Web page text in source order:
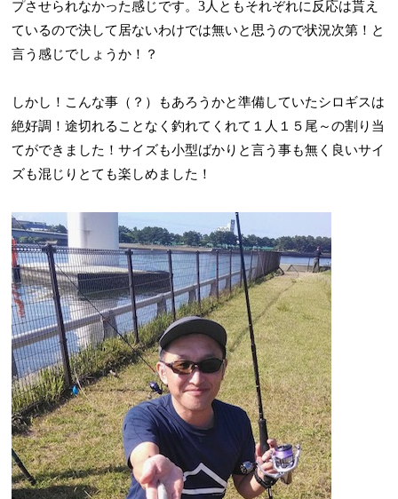
プさせられなかった感じです。3人ともそれぞれに反応は貰え
ているので決して居ないわけでは無いと思うので状況次第！と
言う感じでしょうか！？
しかし！こんな事（？）もあろうかと準備していたシロギスは
絶好調！途切れることなく釣れてくれて１人１５尾～の割り当
てができました！サイズも小型ばかりと言う事も無く良いサイ
ズも混じりとても楽しめました！